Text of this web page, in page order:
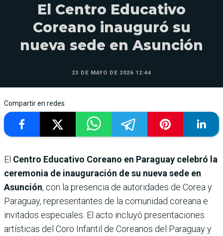
El Centro Educativo
Coreano inauguró su
nueva sede en Asunción
23 DE MAYO DE 2026 12:44
Compartir en redes
El Centro Educativo Coreano en Paraguay celebró la
ceremonia de inauguración de su nueva sede en
Asunción, con la presencia de autoridades de Corea y
Paraguay, representantes de la comunidad coreana e
invitados especiales. El acto incluyó presentaciones
artísticas del Coro Infantil de Coreanos del Paraguay y